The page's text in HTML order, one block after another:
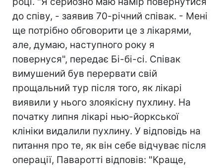
до співу, - заявив 70-річний співак. - Мені
ще потрібно обговорити це з лікарями,
але, думаю, наступного року я
повернуся", передає Бі-бі-сі. Співак
вимушений був перервати свій
прощальний тур після того, як лікарі
виявили у нього злоякісну пухлину. На
початку липня лікарі нью-йоркської
клініки видалили пухлину. У відповідь на
питання про те, як він себе відчуває після
операції, Паваротті відповів: "Краще,